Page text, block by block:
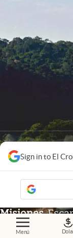
Menú
Sign in to El
Misiones.
Meliá Iguazú